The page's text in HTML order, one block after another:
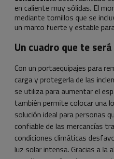
en caliente muy sólidas. El
mediante tornillos que se
un marco fuerte y estable
Un cuadro que te
Con un portaequipajes para
carga y protegerla de las
se utiliza para aumentar el
también permite colocar una
solución ideal para personas
confiable de las mercancías
condiciones climáticas
luz solar intensa. Gracias a la